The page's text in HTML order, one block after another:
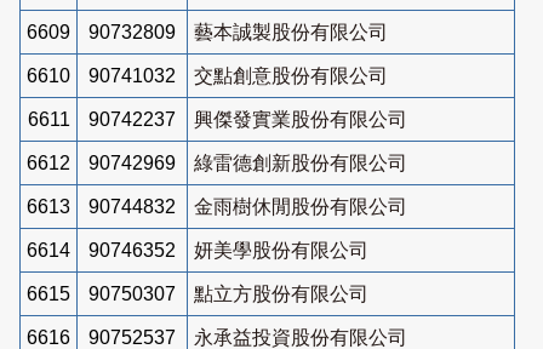
6609 90732809 藝本誠製股份有限公司
6610 90741032 交點創意股份有限公司
6611 90742237 興傑發實業股份有限公司
6612 90742969 綠雷德創新股份有限公司
6613 90744832 金雨樹休閒股份有限公司
6614 90746352 妍美學股份有限公司
6615 90750307 點立方股份有限公司
6616 90752537 永承益投資股份有限公司